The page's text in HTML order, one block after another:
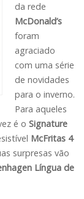
da rede
McDonald’s
foram
agraciado
com uma série
de novidades
para o inverno.
Para aqueles
é o Signature
McFritas 4
surpresas vão
Língua de